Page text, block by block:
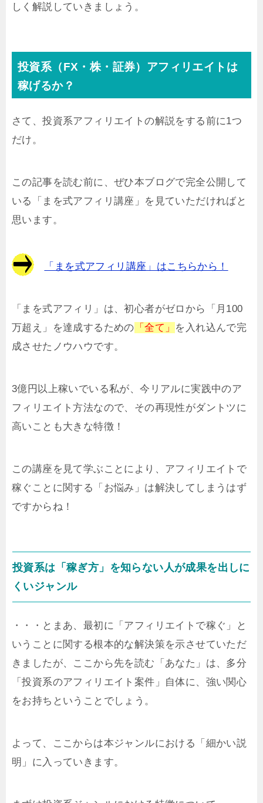
しく解説していきましょう。
投資系（FX・株・証券）アフィリエイトは
稼げるか？
さて、投資系アフィリエイトの解説をする前に1つ
だけ。
この記事を読む前に、ぜひ本ブログで完全公開して
いる「まを式アフィリ講座」を見ていただければと
思います。
「まを式アフィリ講座」はこちらから！
「まを式アフィリ」は、初心者がゼロから「月100
万超え」を達成するための 「全て」 を入れ込んで完
成させたノウハウです。
3億円以上稼いでいる私が、今リアルに実践中のア
フィリエイト方法なので、その再現性がダントツに
高いことも大きな特徴！
この講座を見て学ぶことにより、アフィリエイトで
稼ぐことに関する「お悩み」は解決してしまうはず
ですからね！
投資系は「稼ぎ方」を知らない人が成果を出しに
くいジャンル
・・・とまあ、最初に「アフィリエイトで稼ぐ」と
いうことに関する根本的な解決策を示させていただ
きましたが、ここから先を読む「あなた」は、多分
「投資系のアフィリエイト案件」自体に、強い関心
をお持ちということでしょう。
よって、ここからは本ジャンルにおける「細かい説
明」に入っていきます。